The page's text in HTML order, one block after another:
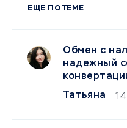
ЕЩЕ ПО ТЕМЕ
Обмен с
надежный
Татьяна